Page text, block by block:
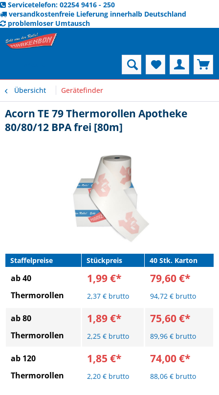
Servicetelefon: 02254 9416 - 250
versandkostenfreie Lieferung innerhalb Deutschland
problemloser Umtausch
Übersicht Gerätefinder
Acorn TE 79 Thermorollen Apotheke
80/80/12 BPA frei [80m]
Staffelpreise Stückpreis 40 Stk. Karton
ab 40
Thermorollen
1,99 €*
2,37 € brutto
79,60 €*
94,72 € brutto
ab 80
Thermorollen
1,89 €*
2,25 € brutto
75,60 €*
89,96 € brutto
ab 120
Thermorollen
1,85 €*
2,20 € brutto
74,00 €*
88,06 € brutto